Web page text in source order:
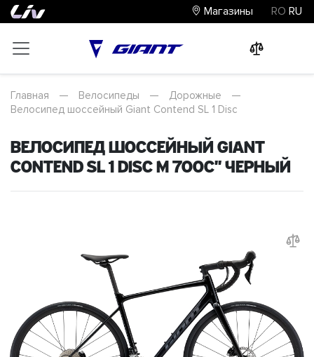
Магазины RO RU
Главная — Велосипеды — Дорожные
—
Велосипед шоссейный Giant Contend SL 1 Disc
Велосипед шоссейный Giant
Contend SL 1 Disc M 700C" Черный